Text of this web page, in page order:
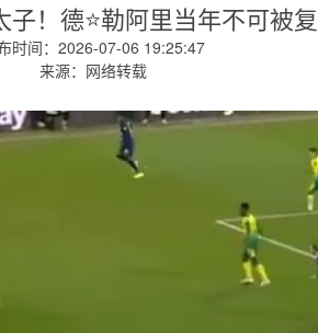
子！德⭐勒阿里当年不可被复
时间：2026-07-06 19:25:47
来源：网络转载